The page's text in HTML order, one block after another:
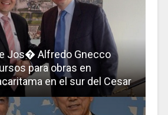
Jos� Alfredo Gnecco
para obras en
en el sur del Cesar